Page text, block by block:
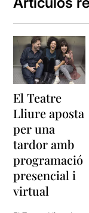
El Teatre
Lliure aposta
per una
tardor amb
programació
presencial i
virtual